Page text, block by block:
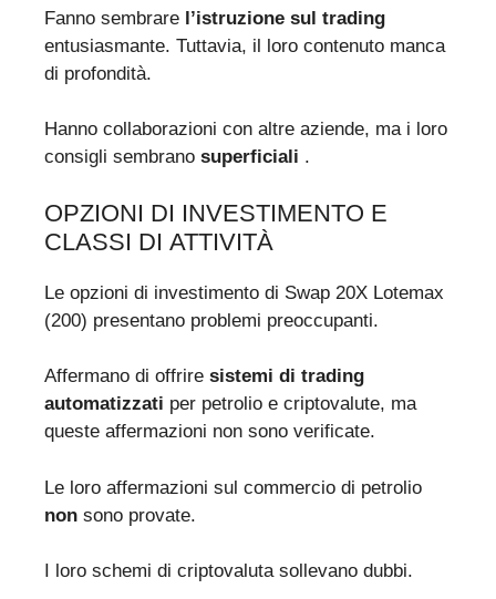
Fanno sembrare l’istruzione sul trading
entusiasmante. Tuttavia, il loro contenuto manca
di profondità.
Hanno collaborazioni con altre aziende, ma i loro
consigli sembrano superficiali .
OPZIONI DI INVESTIMENTO E
CLASSI DI ATTIVITÀ
Le opzioni di investimento di Swap 20X Lotemax
(200) presentano problemi preoccupanti.
Affermano di offrire sistemi di trading
automatizzati per petrolio e criptovalute, ma
queste affermazioni non sono verificate.
Le loro affermazioni sul commercio di petrolio
non sono provate.
I loro schemi di criptovaluta sollevano dubbi.